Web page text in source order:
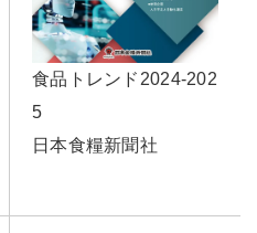
食品トレンド2024-202
5
日本食糧新聞社